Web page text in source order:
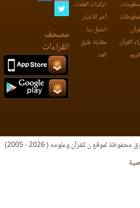
القرآن
تزكيات العلماء
آخر الأخبار
اتصل بنا
مقارنة طرق
العد
مصحف
القراءات
لموقع ن للقرآن وعلومه ( 2026 - 2005)